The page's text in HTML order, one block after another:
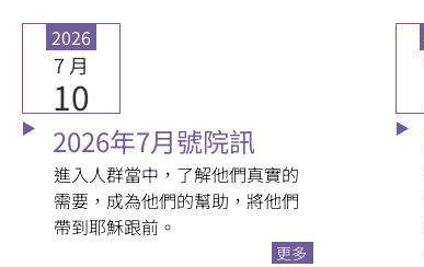
2026
7 月
10
2026年7月號院訊
進入人群當中，了解他們真實的
需要，成為他們的幫助，將他們
帶到耶穌跟前。
更多